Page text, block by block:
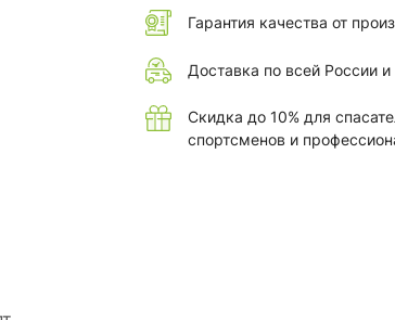
Гарантия качества от
Доставка по всей России
Скидка до 10% для
спортсменов и